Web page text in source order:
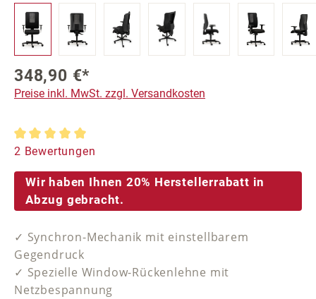
348,90 €*
Preise inkl. MwSt. zzgl. Versandkosten
Durchschnittliche Bewertung von 5 von 5 Sternen
2 Bewertungen
Wir haben Ihnen 20% Herstellerrabatt in
Abzug gebracht.
✓ Synchron-Mechanik mit einstellbarem
Gegendruck
✓ Spezielle Window-Rückenlehne mit
Netzbespannung